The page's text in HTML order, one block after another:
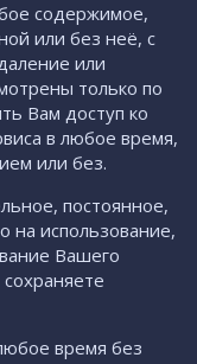
содержимое,
или без неё, с
или
только по
Вам доступ ко
в любое время,
или без.
постоянное,
на использование,
Вашего
время без